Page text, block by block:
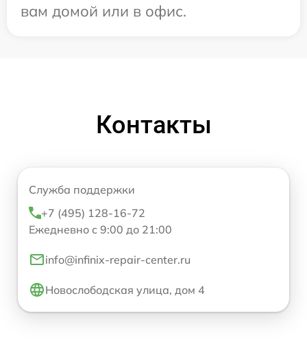
вам домой или в офис.
Контакты
Служба поддержки
+7 (495) 128-16-72
Ежедневно с 9:00 до 21:00
info@infinix-repair-center.ru
Новослободская улица, дом 4